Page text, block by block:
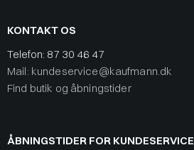
KONTAKT OS
Telefon: 87 30 46 47
Mail: kundeservice@kaufmann.dk
Find butik og åbningstider
ÅBNINGSTIDER FOR KUNDESERVICE